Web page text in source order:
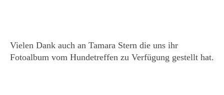
Vielen Dank auch an Tamara Stern die uns ihr
Fotoalbum vom Hundetreffen zu Verfügung gestellt hat.